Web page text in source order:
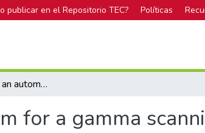
publicar en el Repositorio TEC? Políticas
Development of an automatized system for a gamma scanning technique
for a gamma